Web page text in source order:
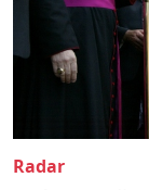
Radar